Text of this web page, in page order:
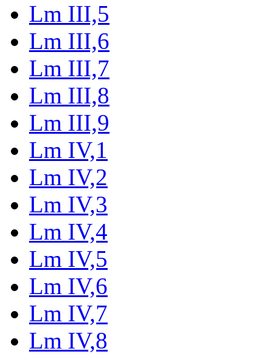
Lm III,5
Lm III,6
Lm III,7
Lm III,8
Lm III,9
Lm IV,1
Lm IV,2
Lm IV,3
Lm IV,4
Lm IV,5
Lm IV,6
Lm IV,7
Lm IV,8